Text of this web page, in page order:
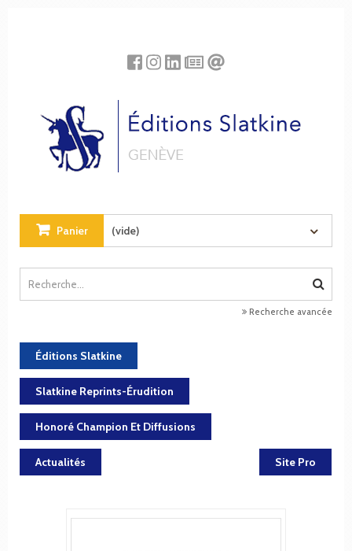
Panier (vide)
Recherche avancée
Éditions Slatkine
Slatkine Reprints-Érudition
Honoré Champion Et Diffusions
Actualités Site Pro